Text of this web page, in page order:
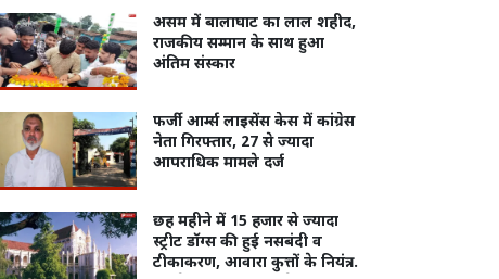
असम में बालाघाट का लाल शहीद,
राजकीय सम्मान के साथ हुआ
अंतिम संस्कार
फर्जी आर्म्स लाइसेंस केस में कांग्रेस
नेता गिरफ्तार, 27 से ज्यादा
आपराधिक मामले दर्ज
छह महीने में 15 हजार से ज्यादा
स्ट्रीट डॉग्स की हुई नसबंदी व
टीकाकरण, आवारा कुत्तों के नियंत्रण